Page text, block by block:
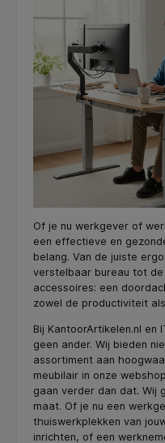
Of je nu werkgever of
een effectieve en
belang. Van de juiste
verstelbaar bureau tot
accessoires: een
zowel de productiviteit
Bij KantoorArtikelen.nl en
geen ander. Wij bieden
assortiment aan
meubilair in onze
gaan verder dan dat. Wij
maat. Of je nu een
thuiswerkplekken van
inrichten, of een